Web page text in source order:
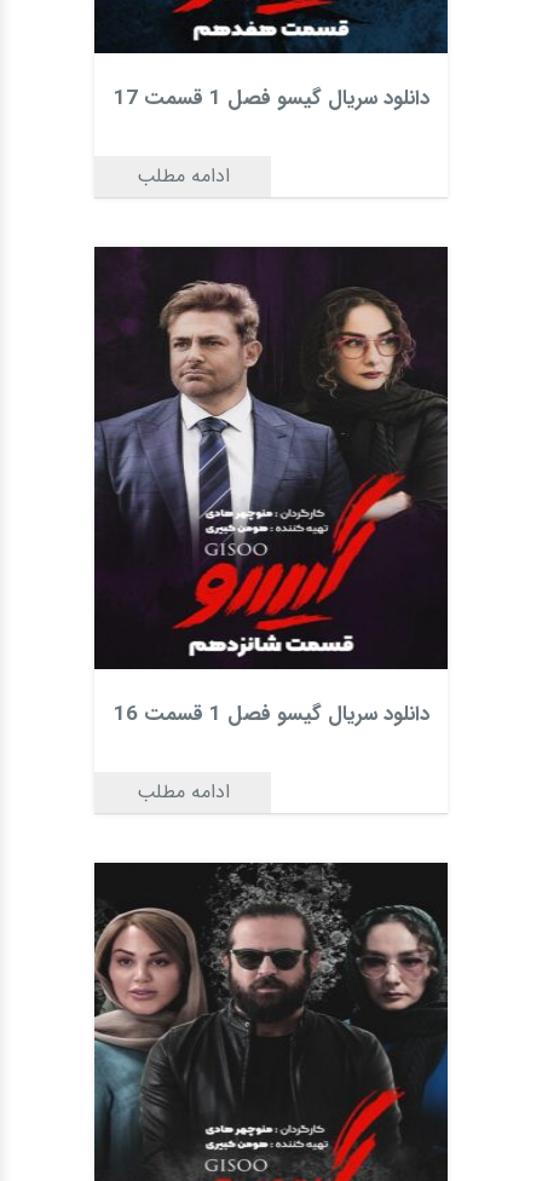
دانلود سریال گیسو فصل 1 قسمت 17
ادامه مطلب
دانلود سریال گیسو فصل 1 قسمت 16
ادامه مطلب